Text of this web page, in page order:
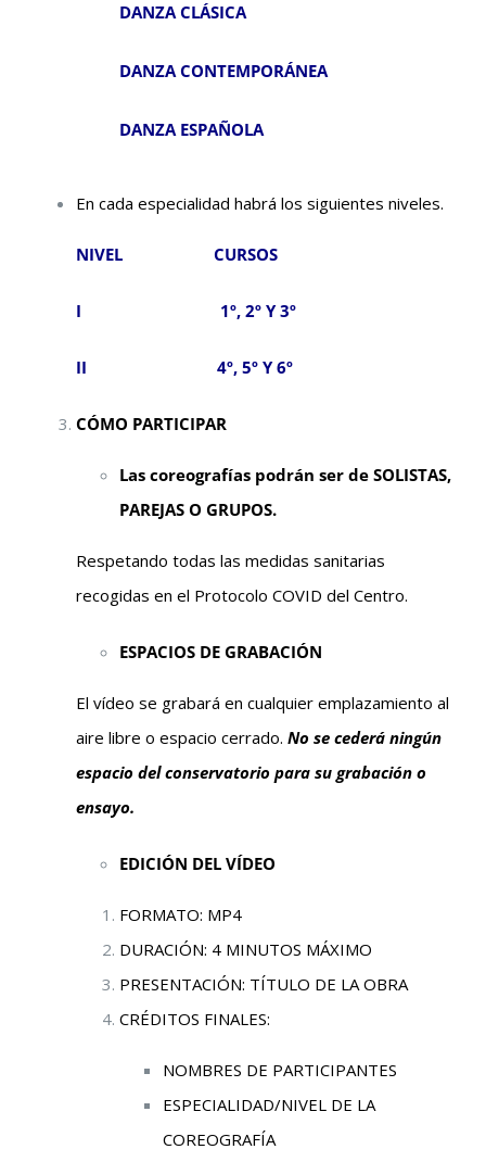
DANZA CLÁSICA
DANZA CONTEMPORÁNEA
DANZA ESPAÑOLA
En cada especialidad habrá los siguientes niveles.
NIVEL CURSOS
I 1º, 2º Y 3º
II 4º, 5º Y 6º
CÓMO PARTICIPAR
Las coreografías podrán ser de SOLISTAS,
PAREJAS O GRUPOS.
Respetando todas las medidas sanitarias
recogidas en el Protocolo COVID del Centro.
ESPACIOS DE GRABACIÓN
El vídeo se grabará en cualquier emplazamiento al
aire libre o espacio cerrado. No se cederá ningún
espacio del conservatorio para su grabación o
ensayo.
EDICIÓN DEL VÍDEO
FORMATO: MP4
DURACIÓN: 4 MINUTOS MÁXIMO
PRESENTACIÓN: TÍTULO DE LA OBRA
CRÉDITOS FINALES:
NOMBRES DE PARTICIPANTES
ESPECIALIDAD/NIVEL DE LA
COREOGRAFÍA